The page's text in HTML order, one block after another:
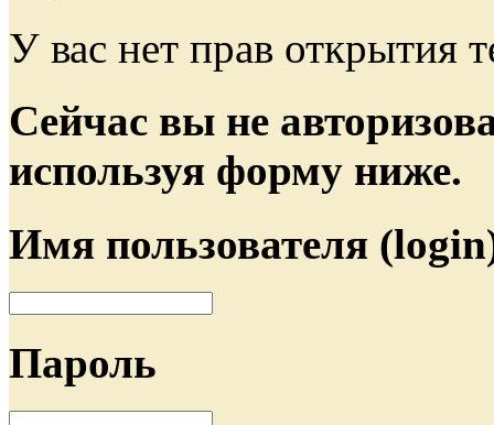
У вас нет прав открытия
Сейчас вы не
используя форму ниже.
Имя пользователя
Пароль